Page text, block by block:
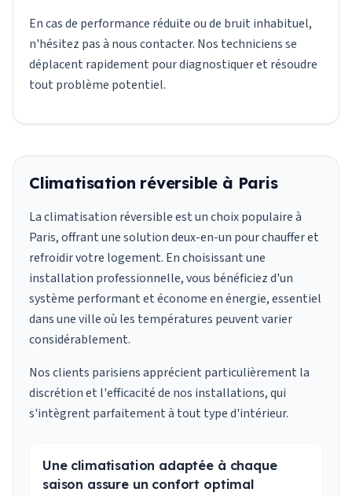
En cas de performance réduite ou de bruit inhabituel,
n'hésitez pas à nous contacter. Nos techniciens se
déplacent rapidement pour diagnostiquer et résoudre
tout problème potentiel.
Climatisation réversible à Paris
La climatisation réversible est un choix populaire à
Paris, offrant une solution deux-en-un pour chauffer et
refroidir votre logement. En choisissant une
installation professionnelle, vous bénéficiez d'un
système performant et économe en énergie, essentiel
dans une ville où les températures peuvent varier
considérablement.
Nos clients parisiens apprécient particulièrement la
discrétion et l'efficacité de nos installations, qui
s'intègrent parfaitement à tout type d'intérieur.
Une climatisation adaptée à chaque
saison assure un confort optimal